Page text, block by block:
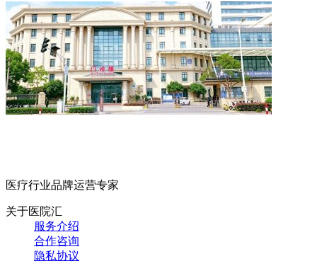
医疗行业品牌运营专家
关于医院汇
服务介绍
合作咨询
隐私协议